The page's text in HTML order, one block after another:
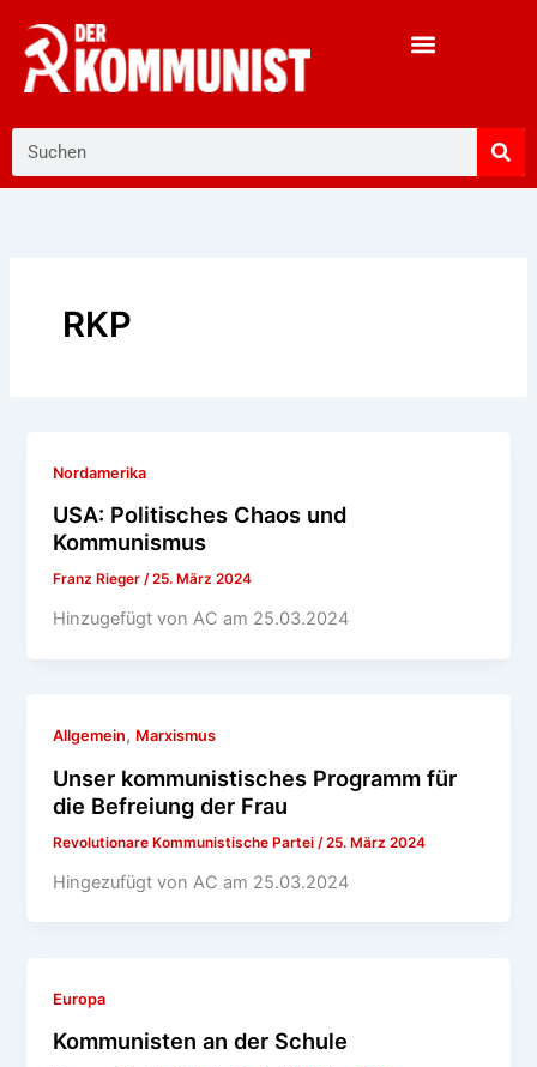
Inhalt
springen
RKP
Nordamerika
USA: Politisches Chaos und
Kommunismus
Franz Rieger/25. März 2024
Hinzugefügt von AC am 25.03.2024
Allgemein, Marxismus
Unser kommunistisches Programm für
die Befreiung der Frau
Revolutionare Kommunistische Partei /25. März 2024
Hingezufügt von AC am 25.03.2024
Europa
Kommunisten an der Schule